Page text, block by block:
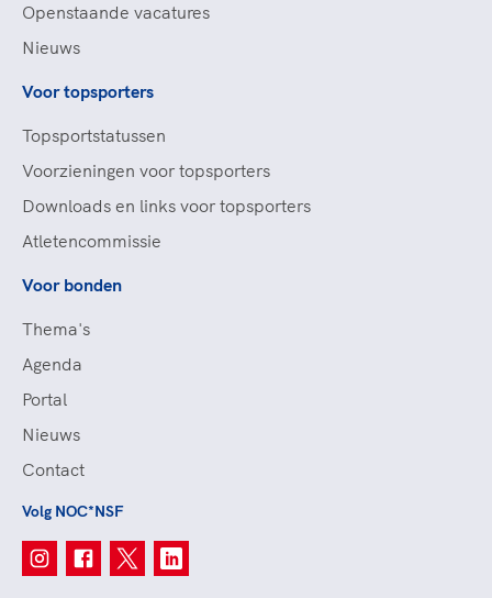
Openstaande vacatures
Nieuws
Voor topsporters
Topsportstatussen
Voorzieningen voor topsporters
Downloads en links voor topsporters
Atletencommissie
Voor bonden
Thema's
Agenda
Portal
Nieuws
Contact
Volg NOC*NSF